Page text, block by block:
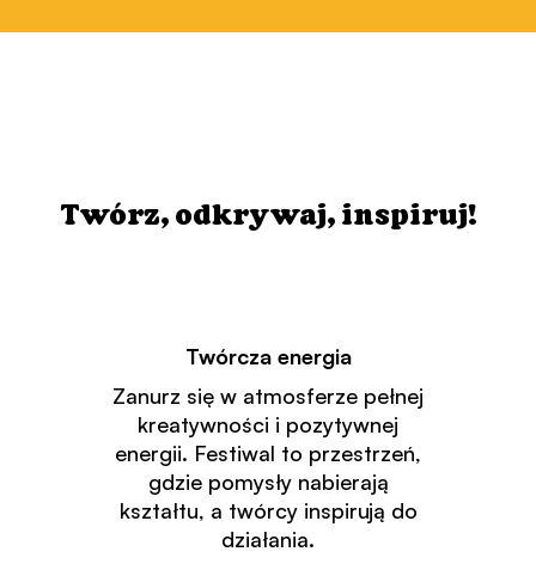
Twórz, odkrywaj, inspiruj!
Twórcza energia
Zanurz się w atmosferze pełnej
kreatywności i pozytywnej
energii. Festiwal to przestrzeń,
gdzie pomysły nabierają
kształtu, a twórcy inspirują do
działania.